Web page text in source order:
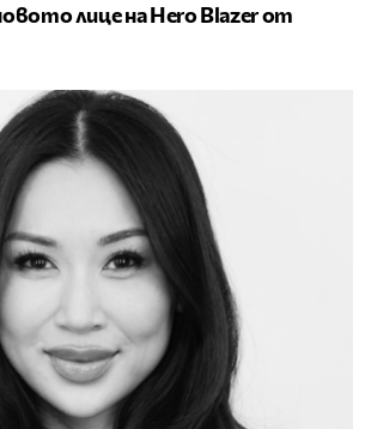
лице на Hero Blazer от